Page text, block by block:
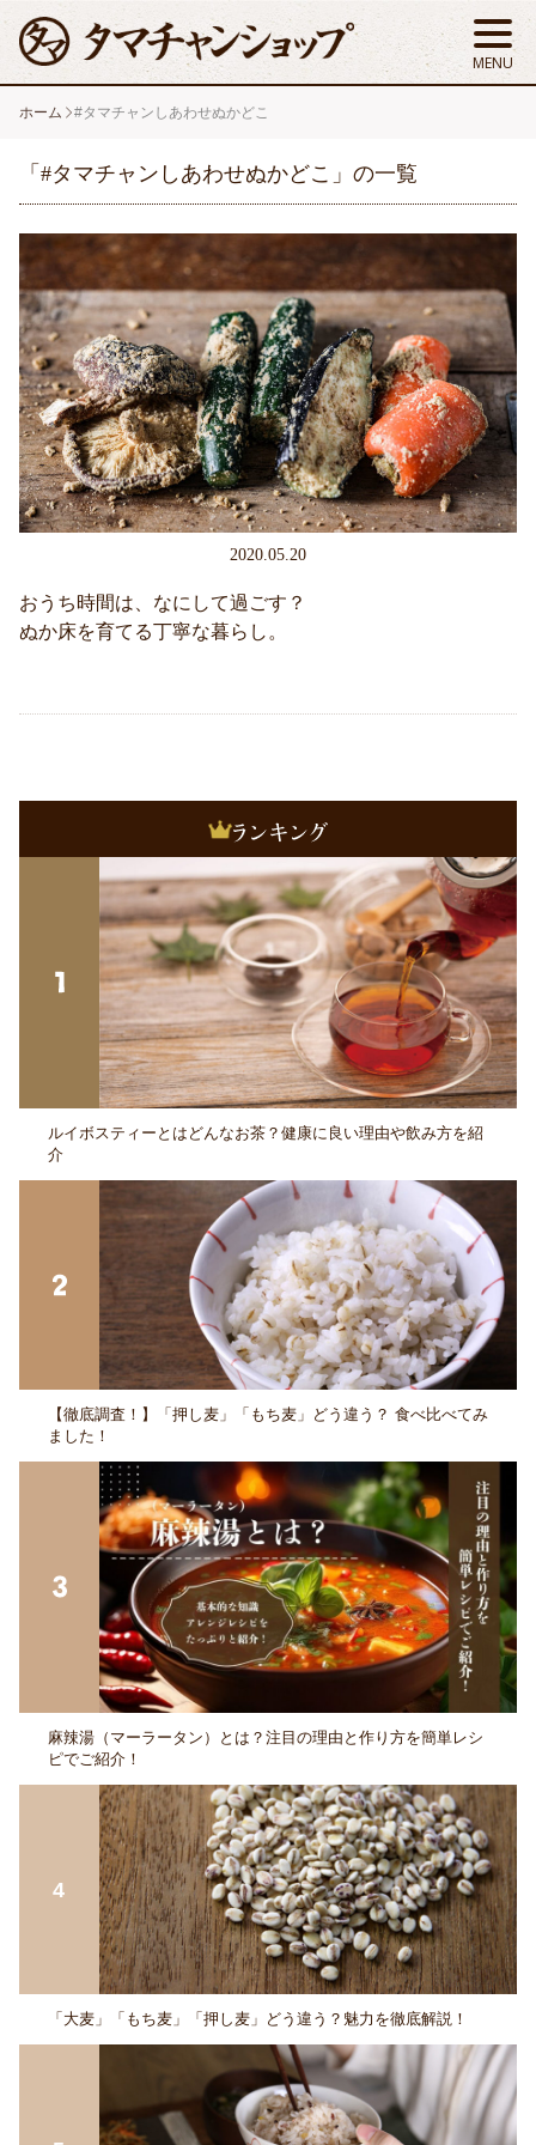
ホーム #タマチャンしあわせぬかどこ
「#タマチャンしあわせぬかどこ」の一覧
2020.05.20
おうち時間は、なにして過ごす？
ぬか床を育てる丁寧な暮らし。
ルイボスティーとはどんなお茶？健康に良い理由や飲み方を紹
介
【徹底調査！】「押し麦」「もち麦」どう違う？ 食べ比べてみ
ました！
麻辣湯（マーラータン）とは？注目の理由と作り方を簡単レシ
ピでご紹介！
「大麦」「もち麦」「押し麦」どう違う？魅力を徹底解説！